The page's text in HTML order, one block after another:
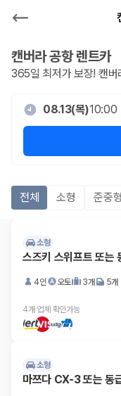
캔버라 공항렌트카
365일 최저가 보장! 캔버
08.13(목)10:00
전체 소형 준중형
소형
스즈키 스위프트 또는
4인 오토 3개 5개
4개 업체 확인가능
소형
마쯔다 CX-3 또는 동